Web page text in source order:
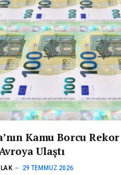
Kamu Borcu Rekor
Ulaştı
29 TEMMUZ 2026